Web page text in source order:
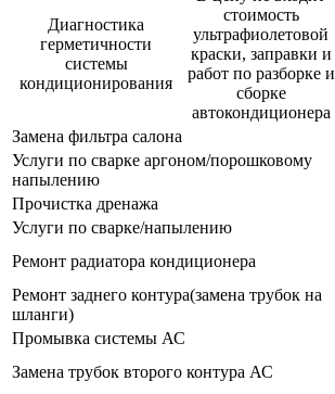
Диагностика
герметичности
системы
кондиционирования
стоимость
ультрафиолетовой
краски, заправки и
работ по разборке и
сборке
автокондиционера
Замена фильтра салона
Услуги по сварке аргоном/порошковому
напылению
Прочистка дренажа
Услуги по сварке/напылению
Ремонт радиатора кондиционера
Ремонт заднего контура(замена трубок на
шланги)
Промывка системы АС
Замена трубок второго контура АС